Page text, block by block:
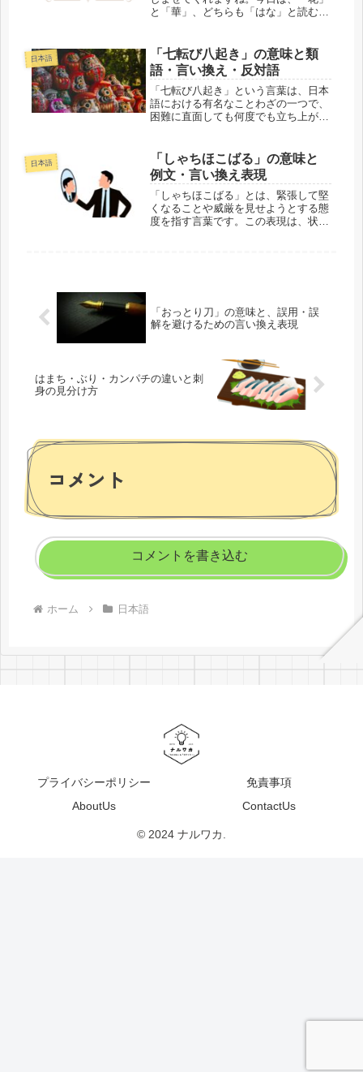
と「華」、どちらも「はな」と読む言
「華」の違いを一言で言うと、「花」
は具体的な植物の一部を指し、「華」
は...
日本語
「七転び八起き」の意味と類
語・言い換え・反対語
「七転び八起き」という言葉は、日本
語における有名なことわざの一つで、
困難に直面しても何度でも立ち上がる
して諦めない精神を表し、多くの人々
に勇気を与える言葉です。「七転び八
起...
日本語
「しゃちほこばる」の意味と
例文・言い換え表現
「しゃちほこばる」とは、緊張して堅
くなることや威厳を見せようとする態
度を指す言葉です。この表現は、状況
「おっとり刀」の意味と、誤用・誤
解を避けるための言い換え表現
はまち・ぶり・カンパチの違いと刺
身の見分け方
コメント
コメントを書き込む
ホーム 日本語
プライバシーポリシー
免責事項
AboutUs
ContactUs
© 2024 ナルワカ.